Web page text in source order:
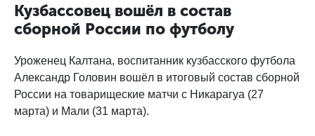
Кузбассовец вошёл в состав
сборной России по футболу
Уроженец Калтана, воспитанник кузбасского футбола
Александр Головин вошёл в итоговый состав сборной
России на товарищеские матчи с Никарагуа (27
марта) и Мали (31 марта).